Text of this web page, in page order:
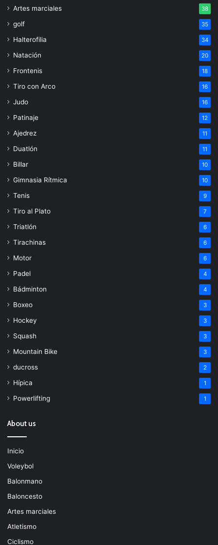
Artes marciales 38
golf 35
Halterofilia 34
Natación 20
Frontenis 18
Tiro con Arco 16
Judo 16
Patinaje 12
Ajedrez 11
Duatlón 11
Billar 10
Gimnasia Rítmica 10
Tenis 9
Tiro al Plato 7
Triatlón 6
Tirachinas 6
Motor 6
Padel 4
Bádminton 4
Boxeo 3
Hockey 3
Squash 3
Mountain Bike 3
ducross 2
Hípica 1
Powerlifting 1
About us
Inicio
Voleybol
Balonmano
Baloncesto
Artes marciales
Atletismo
Ciclismo